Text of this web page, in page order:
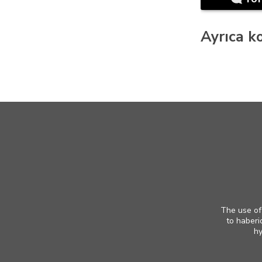
Ayrıca
The use
to